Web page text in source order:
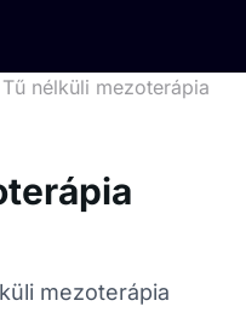
Tű nélküli mezoterápia
mezoterápia